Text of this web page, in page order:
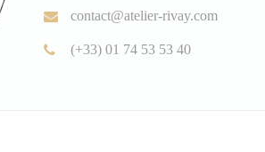
contact@atelier-rivay.com
(+33) 01 74 53 53 40